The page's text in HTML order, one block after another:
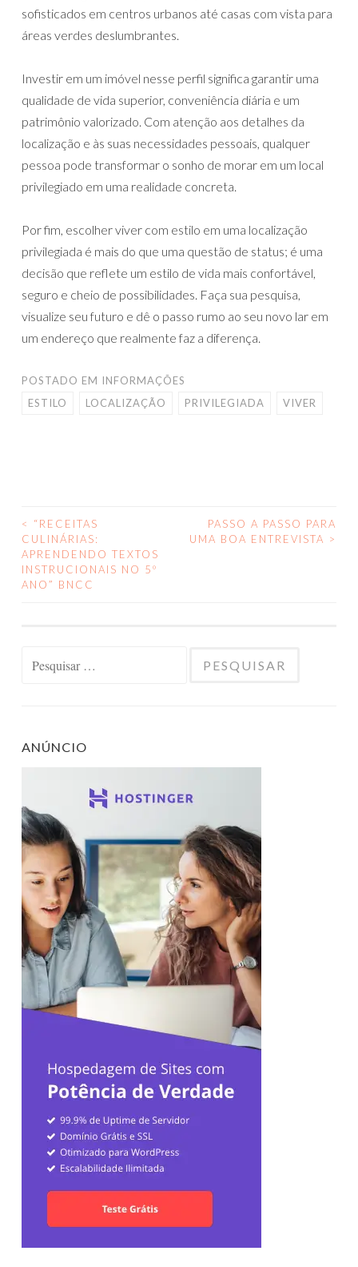
sofisticados em centros urbanos até casas com vista para
áreas verdes deslumbrantes.
Investir em um imóvel nesse perfil significa garantir uma
qualidade de vida superior, conveniência diária e um
patrimônio valorizado. Com atenção aos detalhes da
localização e às suas necessidades pessoais, qualquer
pessoa pode transformar o sonho de morar em um local
privilegiado em uma realidade concreta.
Por fim, escolher viver com estilo em uma localização
privilegiada é mais do que uma questão de status; é uma
decisão que reflete um estilo de vida mais confortável,
seguro e cheio de possibilidades. Faça sua pesquisa,
visualize seu futuro e dê o passo rumo ao seu novo lar em
um endereço que realmente faz a diferença.
POSTADO EM INFORMAÇÕES
ESTILO
LOCALIZAÇÃO PRIVILEGIADA VIVER
NAVEGAÇÃO
DE
<
“RECEITAS
CULINÁRIAS:
APRENDENDO TEXTOS
INSTRUCIONAIS NO 5º
ANO” BNCC
PASSO A PASSO PARA
UMA BOA ENTREVISTA >
ANÚNCIO